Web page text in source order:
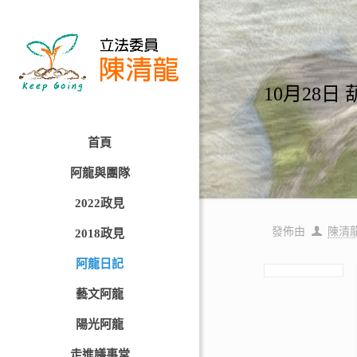
首頁
阿龍與團隊
2022政見
2018政見
阿龍日記
藝文阿龍
陽光阿龍
10月28日
發佈由 陳清